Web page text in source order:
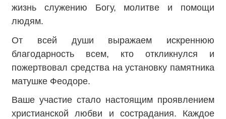
жизнь служению Богу, молитве и помощи
людям.
От всей души выражаем искреннюю
благодарность всем, кто откликнулся и
пожертвовал средства на установку памятника
матушке Феодоре.
Ваше участие стало настоящим проявлением
христианской любви и сострадания. Каждое